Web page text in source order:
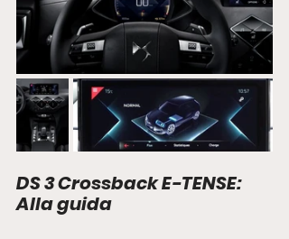
DS 3 Crossback E-TENSE:
Alla guida